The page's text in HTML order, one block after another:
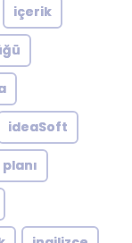
içerik
ideaSoft